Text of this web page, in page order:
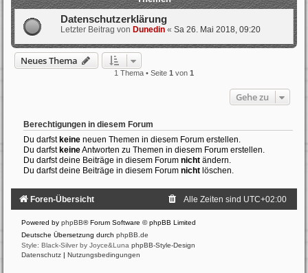
Datenschutzerklärung
Letzter Beitrag von Dunedin « Sa 26. Mai 2018, 09:20
Neues Thema
1 Thema • Seite 1 von 1
Gehe zu
Berechtigungen in diesem Forum
Du darfst keine neuen Themen in diesem Forum erstellen.
Du darfst keineAntworten zu Themen in diesem Forum erstellen.
Du darfst deine Beiträge in diesem Forum nicht ändern.
Du darfst deine Beiträge in diesem Forum nicht löschen.
Foren-Übersicht Alle Zeiten sind UTC+02:00
Powered by phpBB® Forum Software © phpBB Limited
Deutsche Übersetzung durch phpBB.de
Style: Black-Silver by Joyce&Luna phpBB-Style-Design
Datenschutz
Nutzungsbedingungen